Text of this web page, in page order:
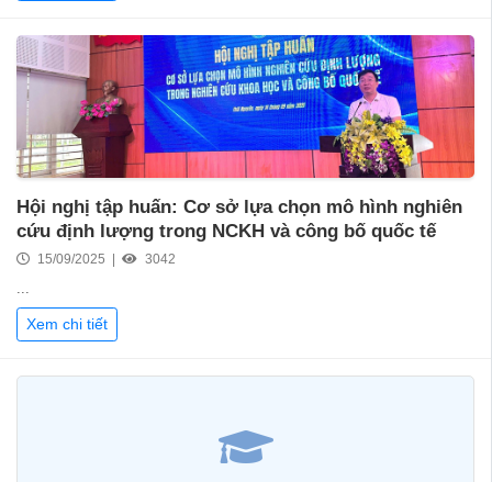
Hội nghị tập huấn: Cơ sở lựa chọn mô hình nghiên
cứu định lượng trong NCKH và công bố quốc tế
15/09/2025 | 3042
...
Xem chi tiết